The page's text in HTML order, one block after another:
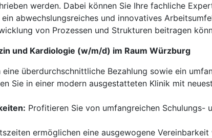
werden. Dabei können Sie Ihre fachliche
abwechslungsreiches und innovatives
von Prozessen und Strukturen beitragen
und Kardiologie (w/m/d) im Raum Würzburg
eine überdurchschnittliche Bezahlung sowie ein
Sie in einer modern ausgestatteten Klinik mit
Profitieren Sie von umfangreichen Schulungs-
ermöglichen eine ausgewogene